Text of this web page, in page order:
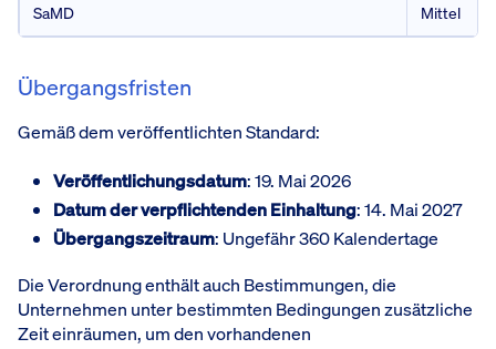
SaMD Mittel
Übergangsfristen
Gemäß dem veröffentlichten Standard:
Veröffentlichungsdatum: 19. Mai 2026
Datum der verpflichtenden Einhaltung: 14. Mai 2027
Übergangszeitraum: Ungefähr 360 Kalendertage
Die Verordnung enthält auch Bestimmungen, die
Unternehmen unter bestimmten Bedingungen zusätzliche
Zeit einräumen, um den vorhandenen